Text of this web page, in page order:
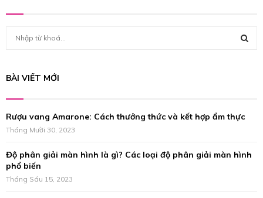
c
o
r
C
BÀI VIẾT MỚI
Rượu vang Amarone: Cách thưởng thức và kết hợp ẩm thực
Tháng Mười 30, 2023
Độ phân giải màn hình là gì? Các loại độ phân giải màn hình
phổ biến
Tháng Sáu 15, 2023